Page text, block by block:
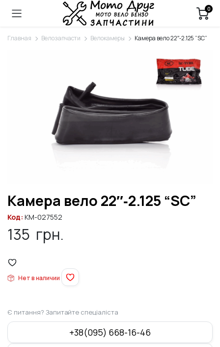
0
Главная Велозапчасти Велокамеры Камера вело 22″‑2.125 “SC”
Камера вело 22″‑2.125 “SC”
Код: KM-027552
135 грн.
Нет в наличии
Є питання? Запитайте спеціаліста
+38(095) 668-16-46